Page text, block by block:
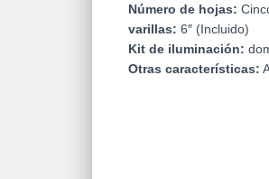
Número de hojas:
varillas: 6″ (Incluido)
Kit de iluminación:
Otras características: